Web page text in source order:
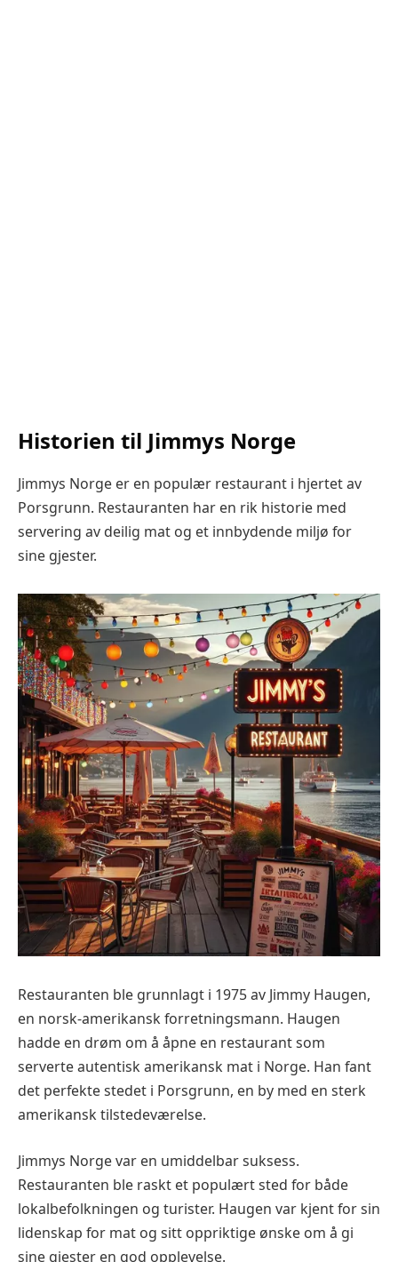
Historien til Jimmys Norge
Jimmys Norge er en populær restaurant i hjertet av
Porsgrunn. Restauranten har en rik historie med
servering av deilig mat og et innbydende miljø for
sine gjester.
Restauranten ble grunnlagt i 1975 av Jimmy Haugen,
en norsk-amerikansk forretningsmann. Haugen
hadde en drøm om å åpne en restaurant som
serverte autentisk amerikansk mat i Norge. Han fant
det perfekte stedet i Porsgrunn, en by med en sterk
amerikansk tilstedeværelse.
Jimmys Norge var en umiddelbar suksess.
Restauranten ble raskt et populært sted for både
lokalbefolkningen og turister. Haugen var kjent for sin
lidenskap for mat og sitt oppriktige ønske om å gi
sine gjester en god opplevelse.